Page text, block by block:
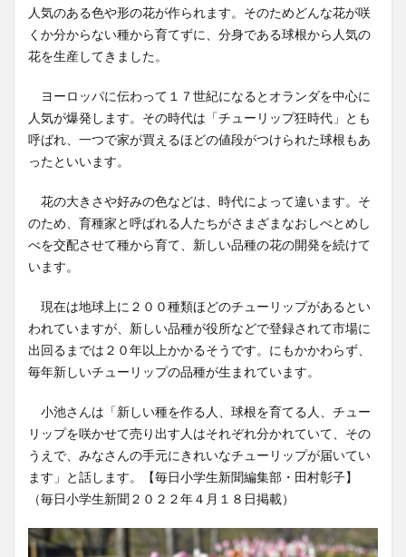
人気のある色や形の花が作られます。そのためどんな花が咲
くか分からない種から育てずに、分身である球根から人気の
花を生産してきました。
ヨーロッパに伝わって１７世紀になるとオランダを中心に
人気が爆発します。その時代は「チューリップ狂時代」とも
呼ばれ、一つで家が買えるほどの値段がつけられた球根もあ
ったといいます。
花の大きさや好みの色などは、時代によって違います。そ
のため、育種家と呼ばれる人たちがさまざまなおしべとめし
べを交配させて種から育て、新しい品種の花の開発を続けて
います。
現在は地球上に２００種類ほどのチューリップがあるとい
われていますが、新しい品種が役所などで登録されて市場に
出回るまでは２０年以上かかるそうです。にもかかわらず、
毎年新しいチューリップの品種が生まれています。
小池さんは「新しい種を作る人、球根を育てる人、チュー
リップを咲かせて売り出す人はそれぞれ分かれていて、その
うえで、みなさんの手元にきれいなチューリップが届いてい
ます」と話します。【毎日小学生新聞編集部・田村彰子】
（毎日小学生新聞２０２２年４月１８日掲載）